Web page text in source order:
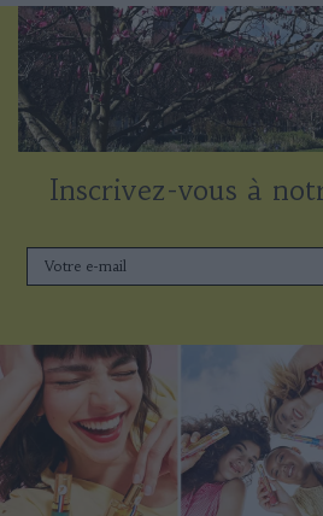
Inscrivez-vous à